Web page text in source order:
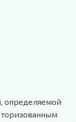
определяемой